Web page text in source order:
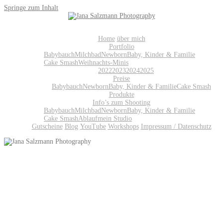
Springe zum Inhalt
Home über mich
Portfolio
BabybauchMilchbadNewbornBaby, Kinder & Familie
Cake SmashWeihnachts-Minis
2022202320242025
Preise
BabybauchNewbornBaby, Kinder & FamilieCake Smash
Produkte
Info’s zum Shooting
BabybauchMilchbadNewbornBaby, Kinder & Familie
Cake SmashAblaufmein Studio
Gutscheine Blog YouTube Workshops Impressum / Datenschutz